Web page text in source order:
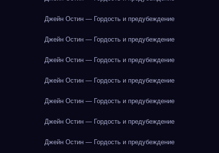
Джейн Остин — Гордость и предубеждение
Джейн Остин — Гордость и предубеждение
Джейн Остин — Гордость и предубеждение
Джейн Остин — Гордость и предубеждение
Джейн Остин — Гордость и предубеждение
Джейн Остин — Гордость и предубеждение
Джейн Остин — Гордость и предубеждение